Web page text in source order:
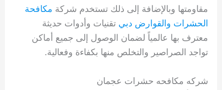
مقاومتها وبالإضافة إلى ذلك تستخدم شركة مكافحة
الحشرات والقوارض دبي تقنيات وأدوات حديثة
معترف بها عالمياً لضمان الوصول إلى جميع أماكن
تواجد الصراصير والتخلص منها بكفاءة وفعالية.
شركه مكافحه حشرات عجمان